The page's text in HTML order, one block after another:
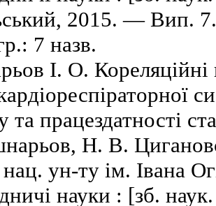
2015. — Вип.
7 назв.
І. О. Кореляційні
та працездатності
Н. В.
ун-ту ім. Івана
науки : [зб.